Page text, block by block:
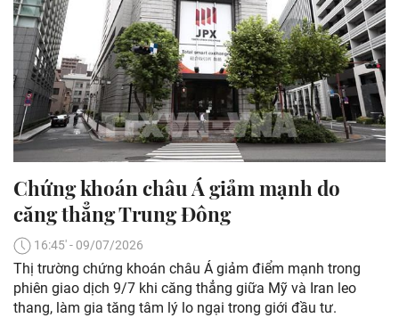
Chứng khoán châu Á giảm mạnh do
căng thẳng Trung Đông
16:45' - 09/07/2026
Thị trường chứng khoán châu Á giảm điểm mạnh trong
phiên giao dịch 9/7 khi căng thẳng giữa Mỹ và Iran leo
thang, làm gia tăng tâm lý lo ngại trong giới đầu tư.